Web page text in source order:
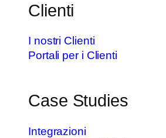
Clienti
I nostri Clienti
Portali per i Clienti
Case Studies
Integrazioni